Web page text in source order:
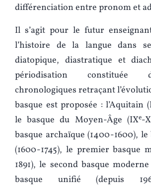
différenciation entre pronom et
Il s’agit pour le futur
l’histoire de la langue dans
diatopique, diastratique et
périodisation constituée
chronologiques retraçant
basque est proposée : l’Aquitain
le basque du Moyen-Âge (IXe-
basque archaïque (1400-1600), le
(1600-1745), le premier basque
1891), le second basque moderne
basque unifié (depuis